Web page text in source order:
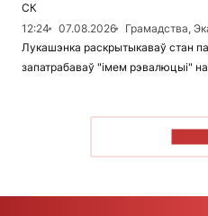
СК
12:24
07.08.2026
Грамадства,
Лукашэнка раскрытыкаваў стан
запатрабаваў "імем рэвалюцыі"